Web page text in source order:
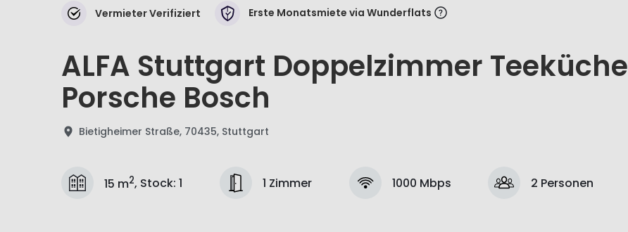
Vermieter Verifiziert Erste Monatsmiete via Wunderflats
ALFA Stuttgart Doppelzimmer Teeküche
Porsche Bosch
Bietigheimer Straße, 70435, Stuttgart
15 m2, Stock: 1 1 Zimmer 1000 Mbps 2 Personen